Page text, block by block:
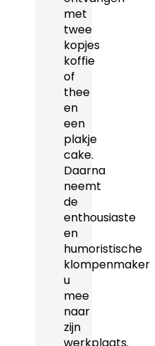
met
twee
kopjes
koffie
of
thee
en
een
plakje
cake.
Daarna
neemt
de
enthousiaste
en
humoristische
klompenmaker
u
mee
naar
zijn
werkplaats.